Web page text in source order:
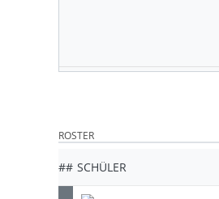
ROSTER
## SCHÜLER